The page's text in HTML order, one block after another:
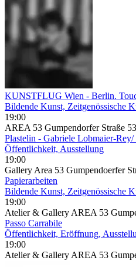
KUNSTFLUG Wien - Berlin.
Bildende Kunst, Zeitgenössische
19:00
AREA 53 Gumpendorfer Straße
Plastelin - Gabriele Lobmaier-
Öffentlichkeit, Ausstellung
19:00
Gallery Area 53 Gumpendoerfer
Papierarbeiten
Bildende Kunst, Zeitgenössische
19:00
Atelier & Gallery AREA 53
Passo Carrabile
Öffentlichkeit, Eröffnung,
19:00
Atelier & Gallery AREA 53